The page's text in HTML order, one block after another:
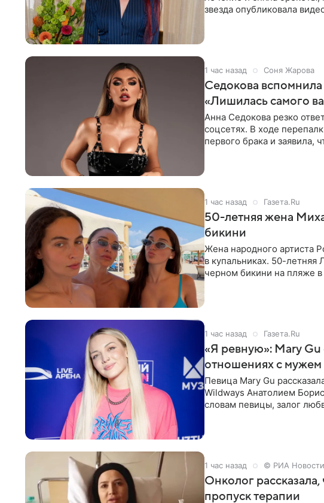
звезда опубликовала
1 час назад Соня Жарова
Седокова
«Лишилась самого
Анна Седокова резко
соцсетях. В ходе
первого брака и заявила,
1 час назад Газета.Ru
50-летняя жена
бикини
Жена народного артиста
в купальниках. 50-летняя
черном бикини на пляже
1 час назад Газета.Ru
«Я ревную»: Mary Gu
отношениях с мужем
Певица Mary Gu
Wildways Анатолием
словам певицы, залог
1 час назад © РИА Новости
Онколог
пропуск терапии